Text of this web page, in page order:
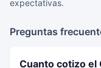
expectativas.
Preguntas
Cuanto cotizo el